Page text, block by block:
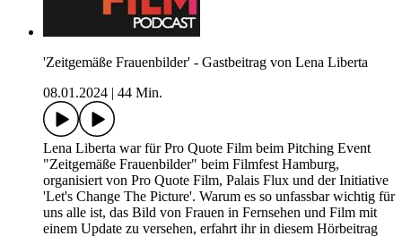
'Zeitgemäße Frauenbilder' - Gastbeitrag von Lena Liberta
08.01.2024
44 Min.
Lena Liberta war für Pro Quote Film beim Pitching Event
"Zeitgemäße Frauenbilder" beim Filmfest Hamburg,
organisiert von Pro Quote Film, Palais Flux und der Initiative
'Let's Change The Picture'. Warum es so unfassbar wichtig für
uns alle ist, das Bild von Frauen in Fernsehen und Film mit
einem Update zu versehen, erfahrt ihr in diesem Hörbeitrag